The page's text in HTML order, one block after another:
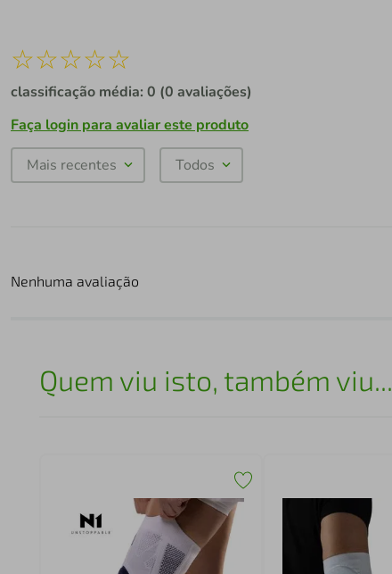
☆☆☆☆☆
classificação média: 0 (0 avaliações)
Faça login para avaliar este produto
Mais recentes Todos
Nenhuma avaliação
Quem viu isto, também viu...